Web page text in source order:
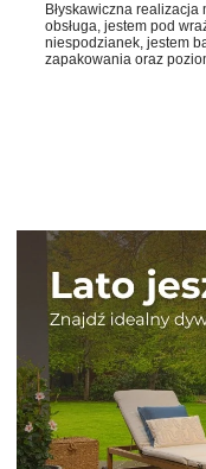
Błyskawiczna
obsługa, jestem pod
niespodzianek, jestem
zapakowania oraz